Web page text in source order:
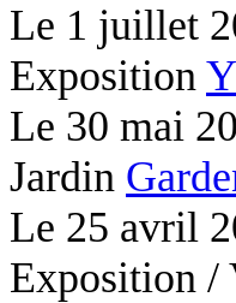
Le 1 juillet
Exposition
Le 30 mai
Jardin
Le 25 avril
Exposition /